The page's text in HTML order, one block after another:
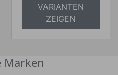
VARIANTEN
ZEIGEN
Marken